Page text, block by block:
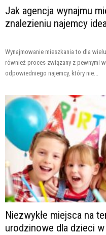
Jak agencja wynajmu
znalezieniu najemcy
Wynajmowanie mieszkania to dla
również proces związany z pewnymi
odpowiedniego najemcy, który nie...
Niezwykłe miejsca na
urodzinowe dla dzieci